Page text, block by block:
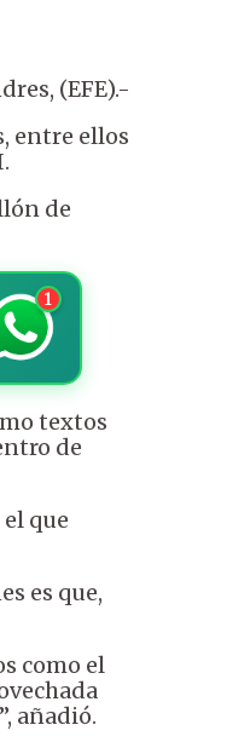
(EFE).-
entre ellos
de
1
textos
de
que
es que,
como el
añadió.